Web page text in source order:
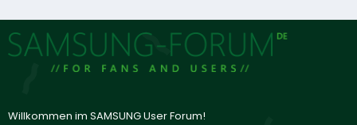
Willkommen im SAMSUNG User Forum!